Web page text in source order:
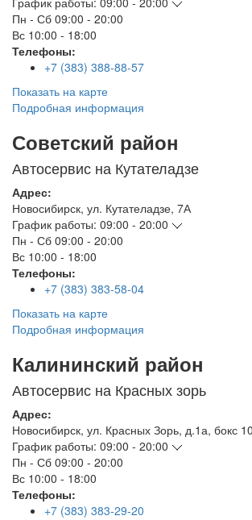
Пн - Сб 09:00 - 20:00
Вс 10:00 - 18:00
Телефоны:
+7 (383) 388-88-57
Показать на карте
Подробная информация
Советский район
Автосервис на Кутателадзе
Адрес:
Новосибирск, ул. Кутателадзе, 7А
График работы: 09:00 - 20:00
Пн - Сб 09:00 - 20:00
Вс 10:00 - 18:00
Телефоны:
+7 (383) 383-58-04
Показать на карте
Подробная информация
Калининский район
Автосервис на Красных зорь
Адрес:
Новосибирск, ул. Красных Зорь, д.1а, бокс
График работы: 09:00 - 20:00
Пн - Сб 09:00 - 20:00
Вс 10:00 - 18:00
Телефоны:
+7 (383) 383-29-20